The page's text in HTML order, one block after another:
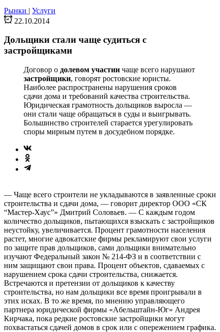
Рынки | Услуги
22.10.2014
Дольщики стали чаще судиться с
застройщиками
Договор о долевом участии чаще всего нарушают
застройщики, говорят ростовские юристы.
Наиболее распространены нарушения сроков
сдачи дома и требований качества строительства.
Юридическая грамотность дольщиков выросла —
они стали чаще обращаться в суды и выигрывать.
Большинство строителей старается урегулировать
споры мирным путем в досудебном порядке.
— Чаще всего строители не укладываются в заявленные сроки
строительства и сдачи дома, — говорит директор ООО «СК
“Мастер-Хаус”» Дмитрий Соловьев. — С каждым годом
количество дольщиков, пытающихся взыскать с застройщиков
неустойку, увеличивается. Процент грамотности населения
растет, многие адвокатские фирмы рекламируют свои услуги
по защите прав дольщиков, сами дольщики внимательно
изучают Федеральный закон № 214-ФЗ и в соответствии с
ним защищают свои права. Процент объектов, сдаваемых с
нарушением срока сдачи строительства, снижается.
Встречаются и претензии от дольщиков к качеству
строительства, но нам дольщики все время проигрывали в
этих исках. В то же время, по мнению управляющего
партнера юридической фирмы «Aбельштайн-Юг» Андрея
Кирчака, пока редкие ростовские застройщики могут
похвастаться сдачей домов в срок или с опережением графика.